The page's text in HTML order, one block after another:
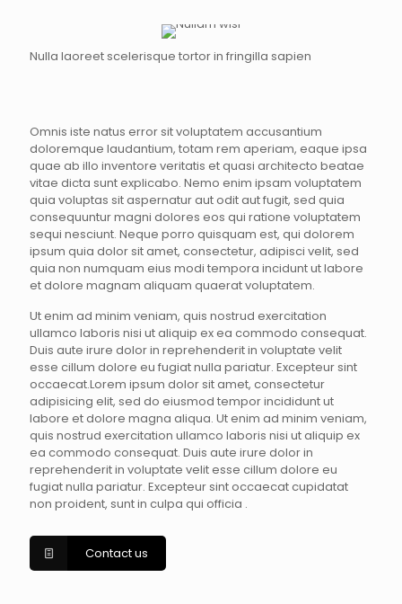
Nulla laoreet scelerisque tortor in fringilla sapien
Omnis iste natus error sit voluptatem accusantium
doloremque laudantium, totam rem aperiam, eaque ipsa
quae ab illo inventore veritatis et quasi architecto beatae
vitae dicta sunt explicabo. Nemo enim ipsam voluptatem
quia voluptas sit aspernatur aut odit aut fugit, sed quia
consequuntur magni dolores eos qui ratione voluptatem
sequi nesciunt. Neque porro quisquam est, qui dolorem
ipsum quia dolor sit amet, consectetur, adipisci velit, sed
quia non numquam eius modi tempora incidunt ut labore
et dolore magnam aliquam quaerat voluptatem.
Ut enim ad minim veniam, quis nostrud exercitation
ullamco laboris nisi ut aliquip ex ea commodo consequat.
Duis aute irure dolor in reprehenderit in voluptate velit
esse cillum dolore eu fugiat nulla pariatur. Excepteur sint
occaecat.Lorem ipsum dolor sit amet, consectetur
adipisicing elit, sed do eiusmod tempor incididunt ut
labore et dolore magna aliqua. Ut enim ad minim veniam,
quis nostrud exercitation ullamco laboris nisi ut aliquip ex
ea commodo consequat. Duis aute irure dolor in
reprehenderit in voluptate velit esse cillum dolore eu
fugiat nulla pariatur. Excepteur sint occaecat cupidatat
non proident, sunt in culpa qui officia .
Contact us